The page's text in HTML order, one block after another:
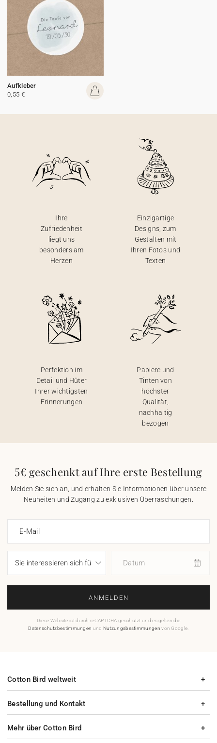
Aufkleber
0,55 €
Ihre
Zufriedenheit
liegt uns
besonders am
Herzen
Einzigartige
Designs, zum
Gestalten mit
Ihren Fotos und
Texten
Perfektion im
Detail und Hüter
Ihrer wichtigsten
Erinnerungen
Papiere und
Tinten von
höchster
Qualität,
nachhaltig
bezogen
5€ geschenkt auf Ihre erste Bestellung
Melden Sie sich an, und erhalten Sie Informationen über unsere
Neuheiten und Zugang zu exklusiven Überraschungen.
E-Mail
Datum
ANMELDEN
Diese Website ist durch reCAPTCHA geschützt und es gelten die
Datenschutzbestimmungen und Nutzungsbestimmungen von Google.
Bestellung und Kontakt
Mehr über Cotton Bird
Cotton Bird weltweit